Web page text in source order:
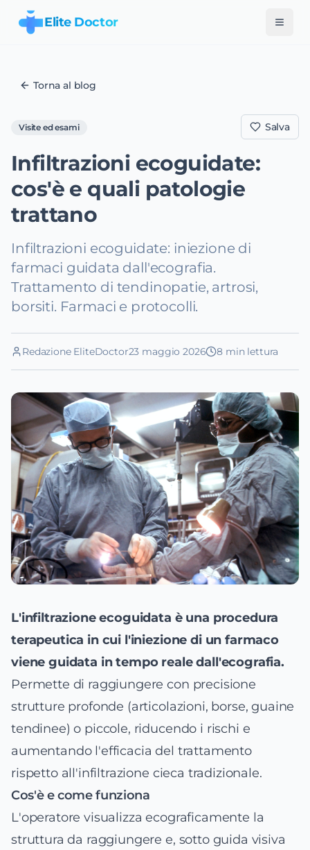
Elite Doctor
Torna al blog
Visite ed esami Salva
Infiltrazioni ecoguidate:
cos'è e quali patologie
trattano
Infiltrazioni ecoguidate: iniezione di
farmaci guidata dall'ecografia.
Trattamento di tendinopatie, artrosi,
borsiti. Farmaci e protocolli.
Redazione EliteDoctor23 maggio 2026 8 min lettura
L'infiltrazione ecoguidata è una procedura
terapeutica in cui l'iniezione di un farmaco
viene guidata in tempo reale dall'ecografia.
Permette di raggiungere con precisione
strutture profonde (articolazioni, borse, guaine
tendinee) o piccole, riducendo i rischi e
aumentando l'efficacia del trattamento
rispetto all'infiltrazione cieca tradizionale.
Cos'è e come funziona
L'operatore visualizza ecograficamente la
struttura da raggiungere e, sotto guida visiva